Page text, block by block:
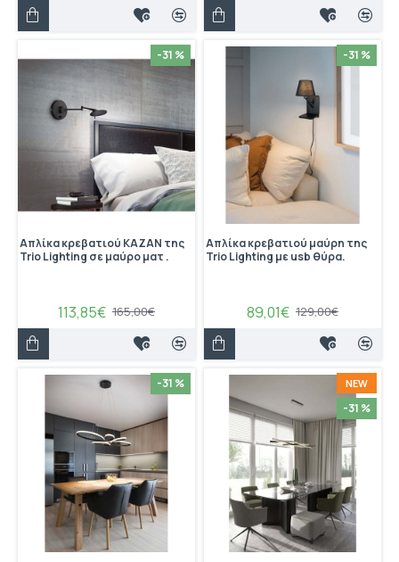
-31 %
Απλίκα κρεβατιού KAZAN της
Trio Lighting σε μαύρο ματ .
113,85€ 165,00€
-31 %
Απλίκα κρεβατιού μαύρη της
Trio Lighting με usb θύρα.
89,01€ 129,00€
-31 % NEW
-31 %